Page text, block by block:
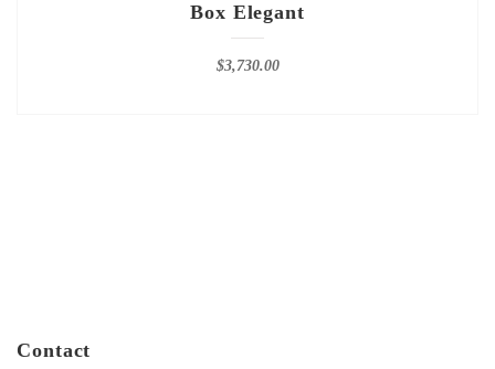
Box Elegant
$3,730.00
Contact